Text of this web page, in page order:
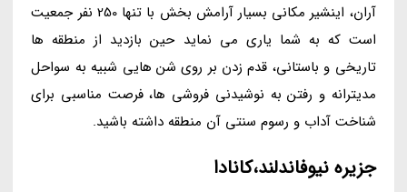
آران، اینشیر مکانی بسیار آرامش بخش با تنها 250 نفر جمعیت
است که به شما یاری می نماید حین بازدید از منطقه ها
تاریخی و باستانی، قدم زدن بر روی شن هایی شبیه به سواحل
مدیترانه و رفتن به نوشیدنی فروشی ها، فرصت مناسبی برای
شناخت آداب و رسوم سنتی آن منطقه داشته باشید.
جزیره نیوفاندلند،کانادا